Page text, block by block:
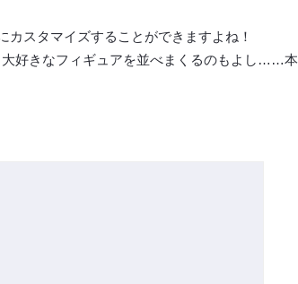
スタマイズすることができますよね！
好きなフィギュアを並べまくるのもよし……本